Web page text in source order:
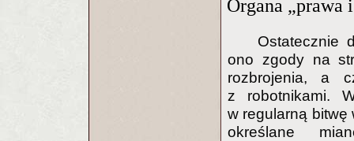
Organa „prawa
Ostatecznie
ono zgody na
rozbrojenia, a
z robotnikami.
w regularną
określane